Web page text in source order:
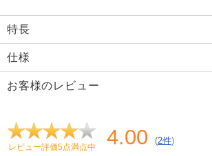
特長
仕様
お客様のレビュー
レビュー評価5点満点中 4.00 (2件)